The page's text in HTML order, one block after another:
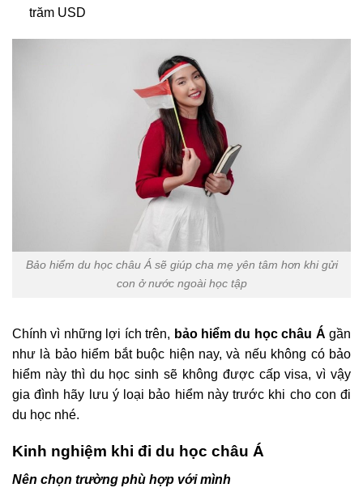
trăm USD
Bảo hiểm du học châu Á sẽ giúp cha mẹ yên tâm hơn khi gửi
con ở nước ngoài học tập
Chính vì những lợi ích trên, bảo hiểm du học châu Á gần
như là bảo hiểm bắt buộc hiện nay, và nếu không có bảo
hiểm này thì du học sinh sẽ không được cấp visa, vì vậy
gia đình hãy lưu ý loại bảo hiểm này trước khi cho con đi
du học nhé.
Kinh nghiệm khi đi du học châu Á
Nên chọn trường phù hợp với mình